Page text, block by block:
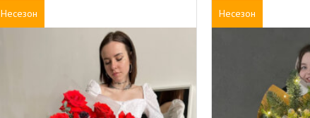
Несезон Несезон